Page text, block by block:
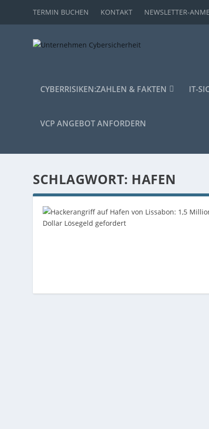
TERMIN BUCHEN KONTAKT NEWSLETTER-
CYBERRISIKEN:ZAHLEN & FAKTEN IT-
VCP ANGEBOT ANFORDERN
SCHLAGWORT: HAFEN